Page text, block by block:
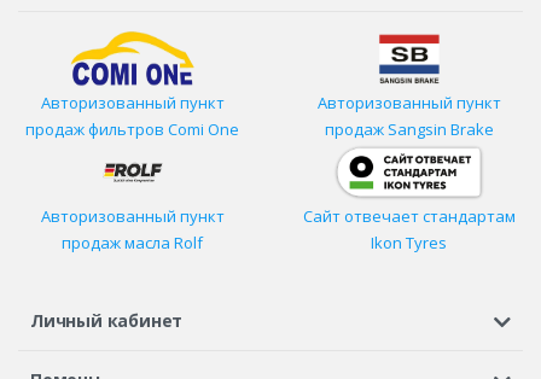
Авторизованный пункт
продаж фильтров Comi One
Авторизованный пункт
продаж Sangsin Brake
Авторизованный пункт
продаж масла Rolf
Сайт отвечает стандартам
Ikon Tyres
Личный кабинет